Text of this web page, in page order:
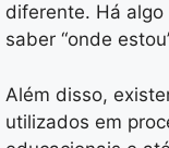
diferente. Há
saber “onde
Além disso,
utilizados em